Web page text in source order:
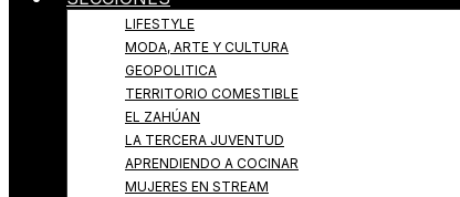
LIFESTYLE
MODA, ARTE Y CULTURA
GEOPOLITICA
TERRITORIO COMESTIBLE
EL ZAHÚAN
LA TERCERA JUVENTUD
APRENDIENDO A COCINAR
MUJERES EN STREAM